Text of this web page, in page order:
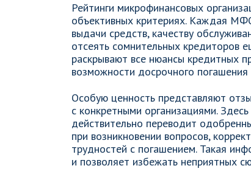
Рейтинги микрофинансовых
объективных критериях. Каждая
выдачи средств, качеству
отсеять сомнительных кредиторов
раскрывают все нюансы кредитных
возможности досрочного
Особую ценность представляют
с конкретными организациями.
действительно переводит
при возникновении вопросов,
трудностей с погашением. Такая
и позволяет избежать неприятных